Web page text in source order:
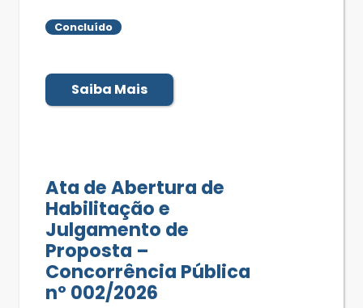
Concluído
Saiba Mais
Ata de Abertura de
Habilitação e
Julgamento de
Proposta –
Concorrência Pública
nº 002/2026